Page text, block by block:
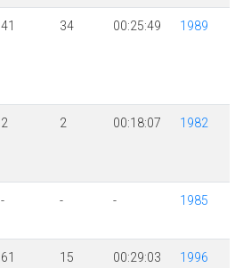
41 34 00:25:49 1989
2 2 00:18:07 1982
- - - 1985
61 15 00:29:03 1996